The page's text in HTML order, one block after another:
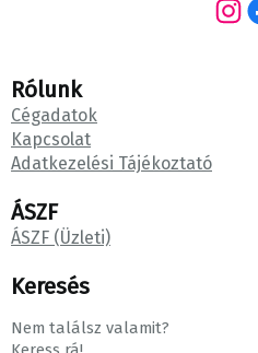
Instagram Facebook
Rólunk
Cégadatok
Kapcsolat
Adatkezelési Tájékoztató
ÁSZF
ÁSZF (Üzleti)
Keresés
Nem találsz valamit?